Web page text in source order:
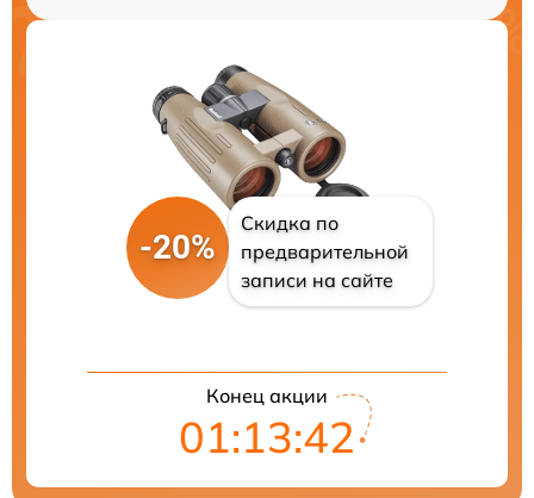
-20%
Скидка по
предварительной
записи на сайте
Конец акции
01:13:41